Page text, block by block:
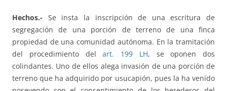
Hechos.- Se insta la inscripción de una escritura de
segregación de una porción de terreno de una finca
propiedad de una comunidad autónoma. En la tramitación
del procedimiento delart. 199 LH, se oponen dos
colindantes. Uno de ellos alega invasión de una porción de
terreno que ha adquirido por usucapión, pues la ha venido